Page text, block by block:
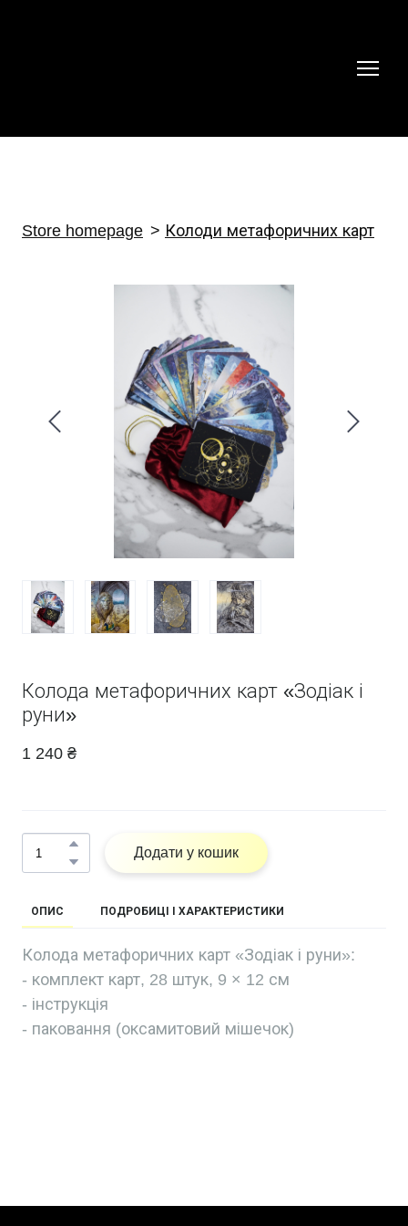
Store homepage Колоди метафоричних карт
Колода метафоричних карт «Зодіак і
руни»
1 240 ₴
Додати у кошик
ОПИС ПОДРОБИЦІ І ХАРАКТЕРИСТИКИ
Колода метафоричних карт «Зодіак і руни»:
- комплект карт, 28 штук, 9 × 12 см
- інструкція
- паковання (оксамитовий мішечок)